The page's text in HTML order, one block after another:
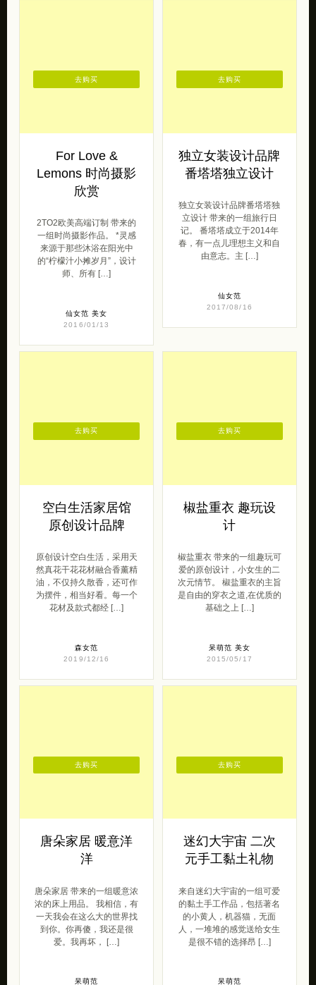
For Love &
Lemons 时尚摄影
一组时尚摄影作品。 *灵感
来源于那些沐浴在阳光中
的“柠檬汁小摊岁月”，设计
师、所有 […]
仙女范 美女
2016/01/13
独立女装设计品牌
番塔塔独立设计
记。 番塔塔成立于2014年
春，有一点儿理想主义和自
由意志。主 […]
仙女范
2017/08/16
空白生活家居馆
原创设计品牌
油，不仅持久散香，还可作
为摆件，相当好看。每一个
花材及款式都经 […]
森女范
2019/12/16
去购买
椒盐重衣 趣玩设
计
次元情节。 椒盐重衣的主旨
是自由的穿衣之道,在优质的
基础之上 […]
呆萌范
美女
2015/05/17
去购买
唐朵家居 暖意洋
一天我会在这么大的世界找
到你。你再傻，我还是很
爱。我再坏， […]
呆萌范
2016/03/03
去购买
迷幻大宇宙 二次
的小黄人，机器猫，无面
人，一堆堆的感觉送给女生
是很不错的选择昂 […]
呆萌范
2015/09/16
去购买